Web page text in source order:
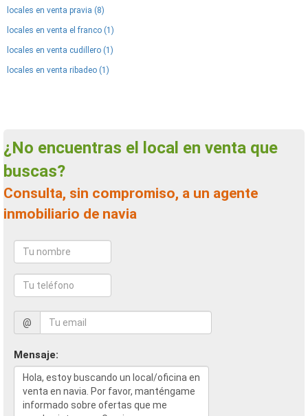
locales en venta pravia (8)
locales en venta el franco (1)
locales en venta cudillero (1)
locales en venta ribadeo (1)
¿No encuentras el local en venta que
buscas?
Consulta, sin compromiso, a un agente
inmobiliario de navia
@
Mensaje: